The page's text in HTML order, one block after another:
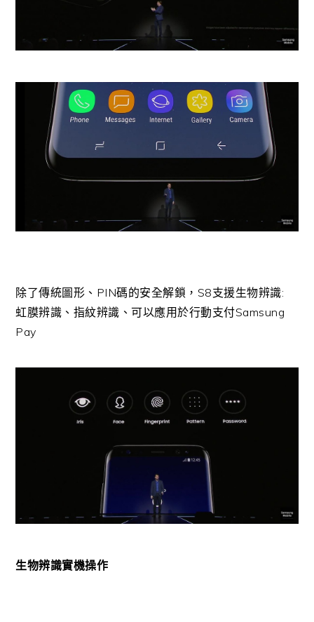
除了傳統圖形、PIN碼的安全解鎖，S8支援生物辨識:
虹膜辨識、指紋辨識、可以應用於行動支付Samsung
Pay
生物辨識實機操作